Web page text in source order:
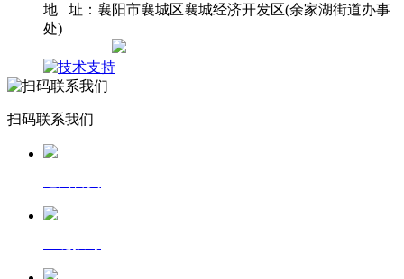
地 址：襄阳市襄城区襄城经济开发区(余家湖街道办事
处)
扫码联系我们